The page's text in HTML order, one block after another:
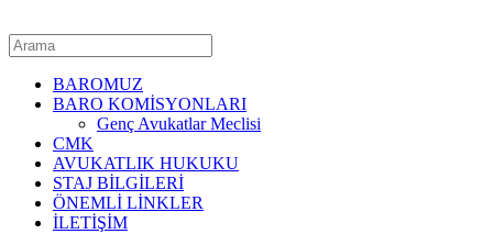
BAROMUZ
BARO KOMİSYONLARI
Genç Avukatlar Meclisi
CMK
AVUKATLIK HUKUKU
STAJ BİLGİLERİ
ÖNEMLİ LİNKLER
İLETİŞİM